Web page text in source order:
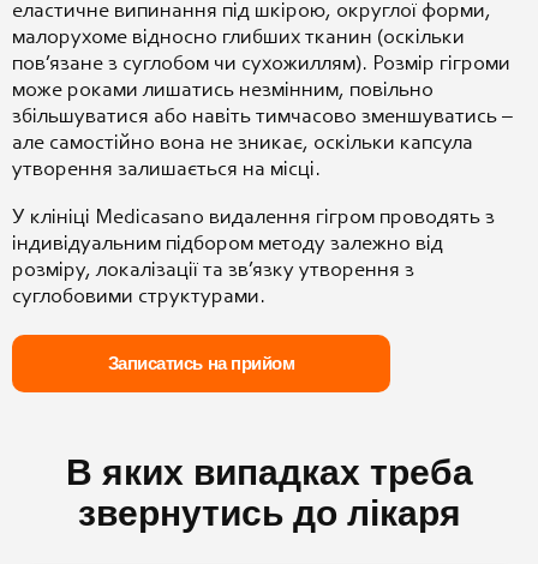
еластичне випинання під шкірою, округлої форми,
малорухоме відносно глибших тканин (оскільки
пов’язане з суглобом чи сухожиллям). Розмір гігроми
може роками лишатись незмінним, повільно
збільшуватися або навіть тимчасово зменшуватись –
але самостійно вона не зникає, оскільки капсула
утворення залишається на місці.
У клініці Medicasano видалення гігром проводять з
індивідуальним підбором методу залежно від
розміру,локалізації та зв’язку утворення з
суглобовими структурами.
Записатись на прийом
В яких випадках треба
звернутись до лікаря